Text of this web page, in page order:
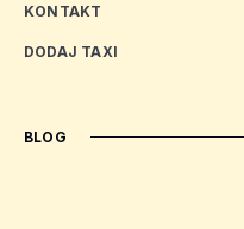
KONTAKT
DODAJ TAXI
BLOG